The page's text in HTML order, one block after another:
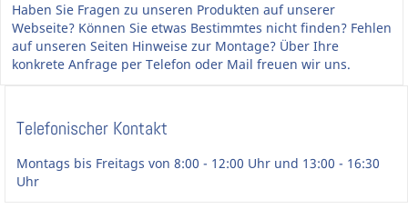
Haben Sie Fragen zu unseren Produkten auf unserer
Webseite? Können Sie etwas Bestimmtes nicht finden? Fehlen
auf unseren Seiten Hinweise zur Montage? Über Ihre
konkrete Anfrage per Telefon oder Mail freuen wir uns.
Telefonischer Kontakt
Montags bis Freitags von 8:00 - 12:00 Uhr und 13:00 - 16:30
Uhr